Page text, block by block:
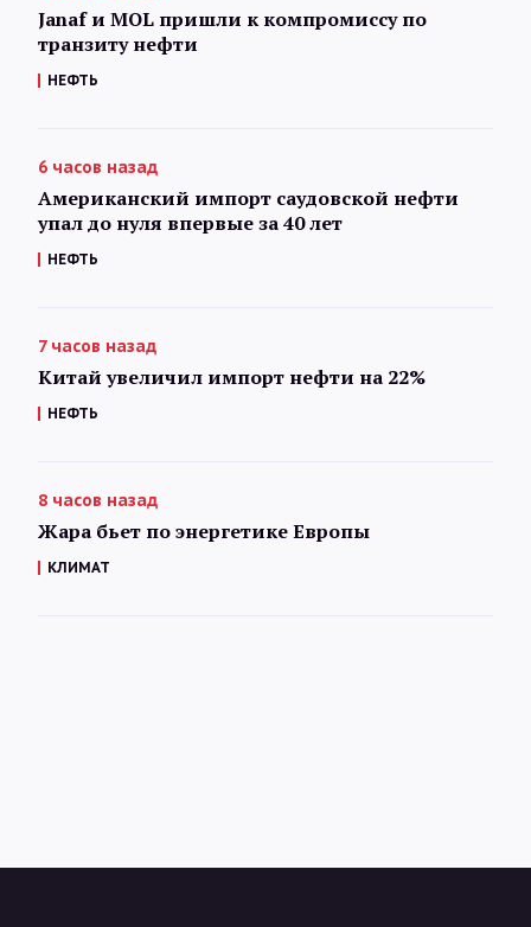
Janaf и MOL пришли к компромиссу по
транзиту нефти
НЕФТЬ
6 часов назад
Американский импорт саудовской нефти
упал до нуля впервые за 40 лет
НЕФТЬ
7 часов назад
Китай увеличил импорт нефти на 22%
НЕФТЬ
8 часов назад
Жара бьет по энергетике Европы
КЛИМАТ